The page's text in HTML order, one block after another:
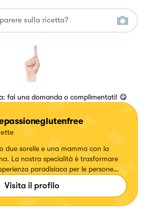
fai una domanda o complimentati! 😋
sorelle e una mamma con la
La nostra specialità è trasformare
paradisiaca per le persone
al glutine.
Visita il profilo